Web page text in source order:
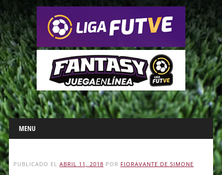
Main menu
Skip
to
content
MENU
PUBLICADO EL ABRIL 11, 2018 POR FIORAVANTE DE SIMONE